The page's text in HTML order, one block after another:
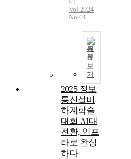
Vol.2024
No.04
원
문
보
기
5
2025 정보
통신설비
하계학술
대회 AI대
전환, 인프
라로 완성
하다